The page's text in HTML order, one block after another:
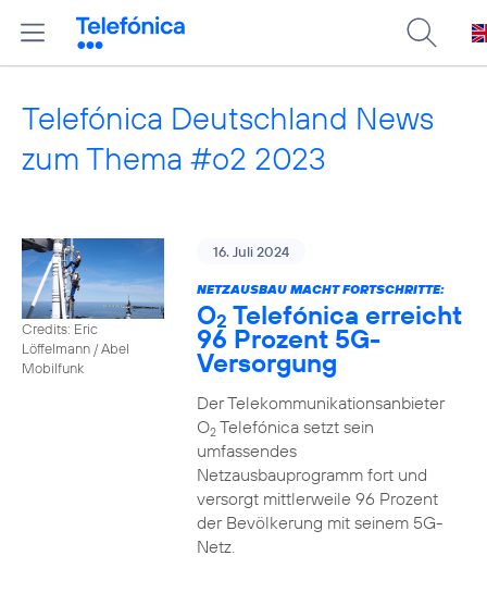
Telefónica Deutschland News
zum Thema #o2 2023
Credits: Eric
Löffelmann / Abel
Mobilfunk
16. Juli 2024
NETZAUSBAU MACHT FORTSCHRITTE:
O2 Telefónica erreicht
96 Prozent 5G-
Versorgung
Der Telekommunikationsanbieter
O2Telefónica setzt sein
umfassendes
Netzausbauprogramm fort und
versorgt mittlerweile 96 Prozent
der Bevölkerung mit seinem 5G-
Netz.